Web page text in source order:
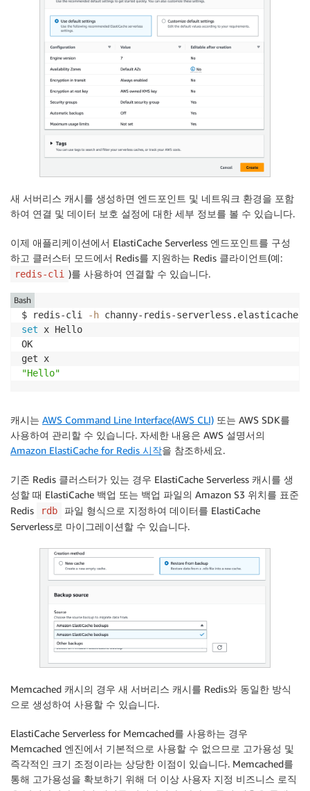
새 서버리스 캐시를 생성하면 엔드포인트 및 네트워크 환경을 포함
하여 연결 및 데이터 보호 설정에 대한 세부 정보를 볼 수 있습니다.
이제 애플리케이션에서 ElastiCache Serverless 엔드포인트를 구성
하고 클러스터 모드에서 Redis를 지원하는 Redis 클라이언트(예:
redis-cli )를 사용하여 연결할 수 있습니다.
$ redis-cli -h channy-redis-
set x Hello
OK
"Hello"
Bash
캐시는 AWS Command Line Interface(AWS CLI) 또는 AWS SDK를
사용하여 관리할 수 있습니다. 자세한 내용은 AWS 설명서의
Amazon ElastiCache for Redis 시작을 참조하세요.
기존 Redis 클러스터가 있는 경우 ElastiCache Serverless 캐시를 생
성할 때 ElastiCache 백업 또는 백업 파일의 Amazon S3 위치를 표준
Redis
rdb
파일 형식으로 지정하여 데이터를 ElastiCache
Serverless로 마이그레이션할 수 있습니다.
Memcached 캐시의 경우 새 서버리스 캐시를 Redis와 동일한 방식
으로 생성하여 사용할 수 있습니다.
ElastiCache Serverless for Memcached를 사용하는 경우
Memcached 엔진에서 기본적으로 사용할 수 없으므로 고가용성 및
즉각적인 크기 조정이라는 상당한 이점이 있습니다. Memcached를
통해 고가용성을 확보하기 위해 더 이상 사용자 지정 비즈니스 로직